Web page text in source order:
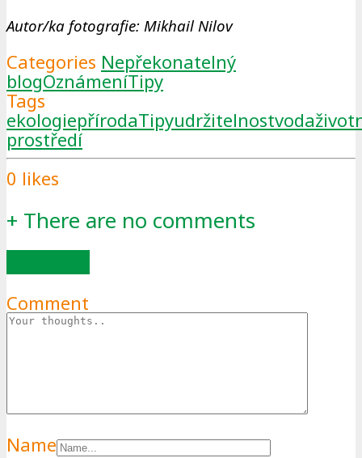
Autor/ka fotografie: Mikhail Nilov
Categories Nepřekonatelný
blogOznámeníTipy
Tags
ekologiepřírodaTipyudržitelnostvoda
prostředí
0 likes
+ There are no comments
Comment
Name